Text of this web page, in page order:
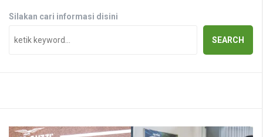
Silakan cari informasi disini
SEARCH